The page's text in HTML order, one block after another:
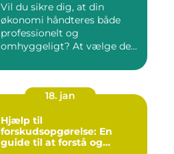
Vil du sikre dig, at din
økonomi håndteres både
professionelt og
omhyggeligt? At vælge den
18. jan
Hjælp til
forskudsopgørelse: En
guide til at forstå og